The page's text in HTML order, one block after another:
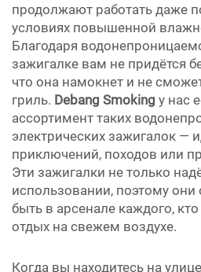
продолжают работать даже
условиях повышенной
Благодаря
зажигалке вам не придётся
что она намокнет и не
гриль. Debang Smoking у нас
ассортимент таких
электрических зажигалок —
приключений, походов или
Эти зажигалки не только
использовании, поэтому
быть в арсенале каждого,
отдых на свежем воздухе.
Когда вы находитесь на